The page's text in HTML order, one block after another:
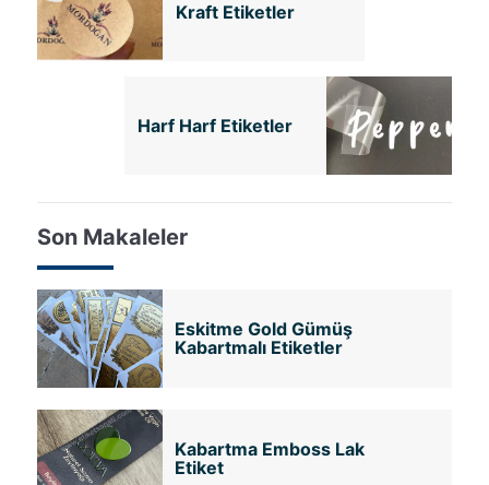
Kraft Etiketler
Harf Harf Etiketler
Son Makaleler
Eskitme Gold Gümüş
Kabartmalı Etiketler
Kabartma Emboss Lak
Etiket